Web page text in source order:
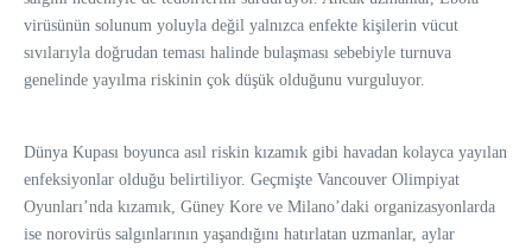
virüsünün solunum yoluyla değil yalnızca enfekte kişilerin vücut
sıvılarıyla doğrudan teması halinde bulaşması sebebiyle turnuva
genelinde yayılma riskinin çok düşük olduğunu vurguluyor.
Dünya Kupası boyunca asıl riskin kızamık gibi havadan kolayca yayılan
enfeksiyonlar olduğu belirtiliyor. Geçmişte Vancouver Olimpiyat
Oyunları’nda kızamık, Güney Kore ve Milano’daki organizasyonlarda
ise norovirüs salgınlarının yaşandığını hatırlatan uzmanlar, aylar